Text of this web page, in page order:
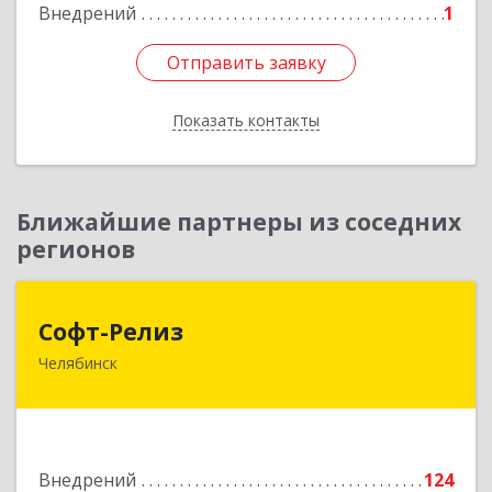
Внедрений 1
Отправить заявку
Показать контакты
Подробнее
Отправить заявку
Назад
Ближайшие партнеры из соседних
регионов
Софт-Релиз
Челябинск
Внедрений 124